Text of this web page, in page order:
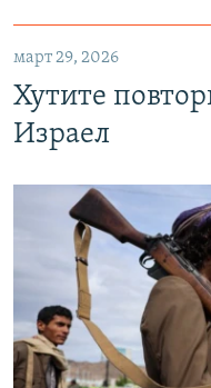
март 29, 2026
Хутите
Израел